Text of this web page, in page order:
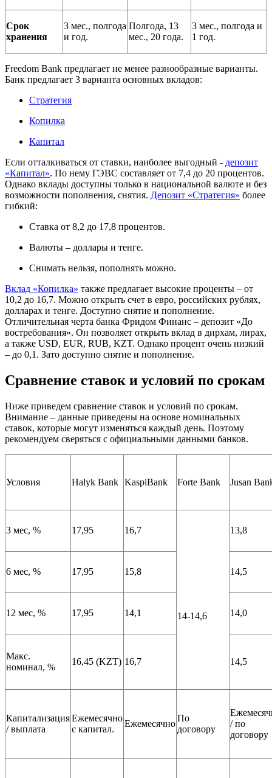
Срок
хранения
3 мес., полгода
и год.
Полгода, 13
мес., 20 года.
3 мес., полгода и
1 год.
Freedom Bank предлагает не менее разнообразные варианты.
Банк предлагает 3 варианта основных вкладов:
Стратегия
Копилка
Капитал
Если отталкиваться от ставки, наиболее выгодный - депозит
«Капитал». По нему ГЭВС составляет от 7,4 до 20 процентов.
Однако вклады доступны только в национальной валюте и без
возможности пополнения, снятия. Депозит «Стратегия» более
гибкий:
Ставка от 8,2 до 17,8 процентов.
Валюты – доллары и тенге.
Снимать нельзя, пополнять можно.
Вклад «Копилка» также предлагает высокие проценты – от
10,2 до 16,7. Можно открыть счет в евро, российских рублях,
долларах и тенге. Доступно снятие и пополнение.
Отличительная черта банка Фридом Финанс – депозит «До
востребования». Он позволяет открыть вклад в дирхам, лирах,
а также USD, EUR, RUB, KZT. Однако процент очень низкий
– до 0,1. Зато доступно снятие и пополнение.
Сравнение ставок и условий по срокам
Ниже приведем сравнение ставок и условий по срокам.
Внимание – данные приведены на основе номинальных
ставок, которые могут изменяться каждый день. Поэтому
рекомендуем сверяться с официальными данными банков.
Условия Halyk Bank KaspiBank Forte Bank Jusan
3 мес, % 17,95 16,7
14-14,6
13,8
6 мес, % 17,95 15,8 14,5
12 мес, % 17,95 14,1 14,0
Макс.
номинал, %
16,45 (KZT) 16,7 14,5
Капитализация
/ выплата
Ежемесячно
с капитал.
Ежемесячно
По
договору
/ по
договору